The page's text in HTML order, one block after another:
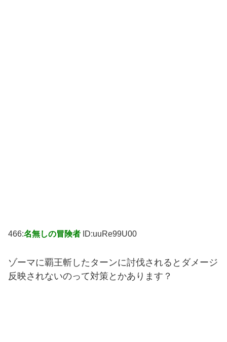
466:名無しの冒険者 ID:uuRe99U00
ゾーマに覇王斬したターンに討伐されるとダメージ
反映されないのって対策とかあります？